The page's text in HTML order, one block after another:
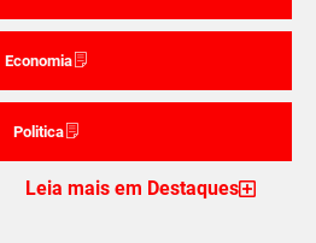
Economia
Politica
Leia mais em Destaques